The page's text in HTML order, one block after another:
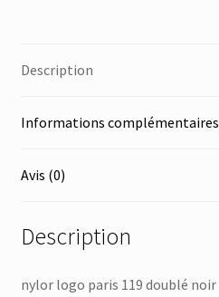
Description
Informations complémentaires
Avis (0)
Description
nylor logo paris 119 doublé noir